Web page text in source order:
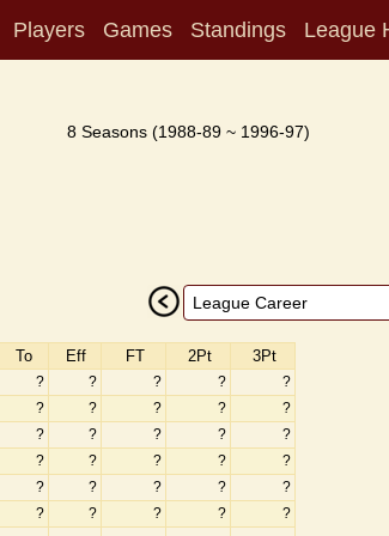
Players Games Standings League
8 Seasons (1988-89 ~ 1996-97)
To Eff FT 2Pt 3Pt
? ? ? ?
?
? ? ? ?
?
? ? ? ?
?
? ? ? ?
?
? ? ? ?
?
? ? ? ?
?